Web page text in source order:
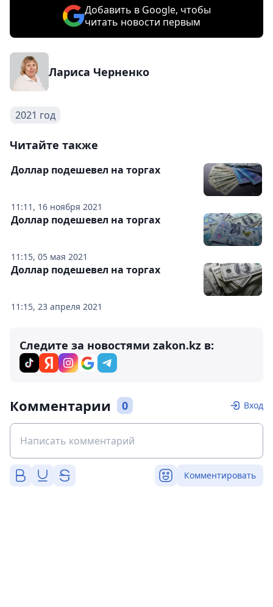
Добавить в Google, чтобы
читать новости первым
Лариса Черненко
2021 год
Читайте также
11:11, 16 ноября 2021
Доллар подешевел на торгах
11:15, 05 мая 2021
Доллар подешевел на торгах
11:15, 23 апреля 2021
Доллар подешевел на торгах
Следите за новостями zakon.kz в:
Комментарии 0 Вход
Комментировать